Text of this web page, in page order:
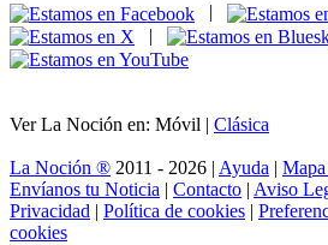
|
|
Ver La Noción en: Móvil | Clásica
La Noción ® 2011 - 2026 | Ayuda |
Envíanos tu Noticia | Contacto | Aviso
Privacidad | Política de cookies |
cookies